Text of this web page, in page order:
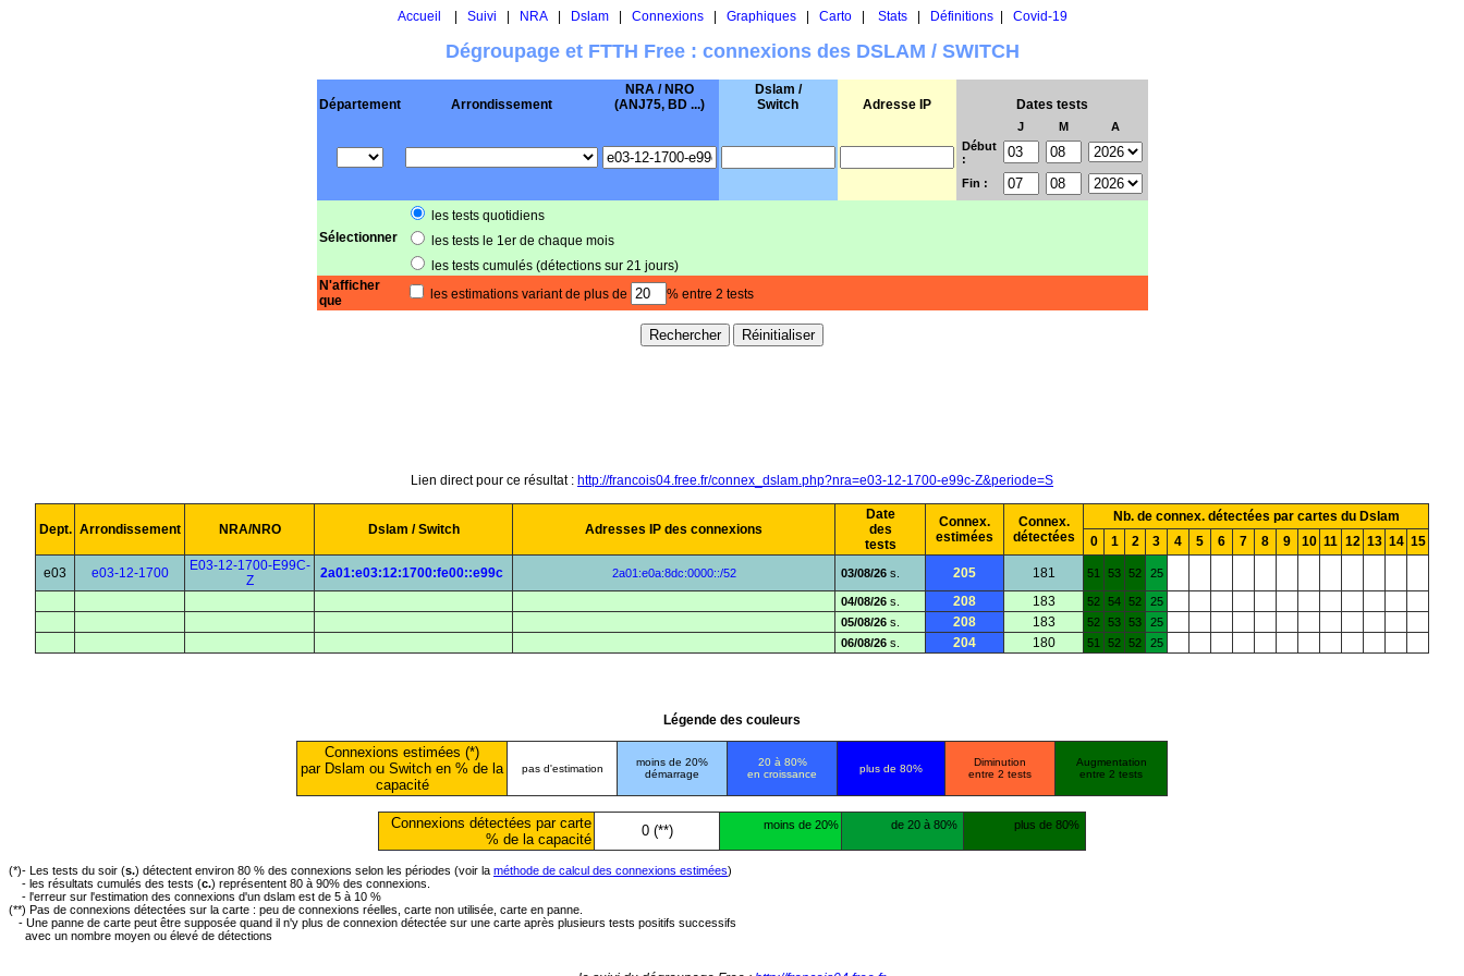
Accueil Suivi NRA| Dslam| Connexions| Graphiques| Carto| Stats| Définitions| Covid-19
Dégroupage et FTTH Free : connexions des DSLAM / SWITCH
Département Arrondissement
NRA / NRO
(ANJ75, BD ...)
Dslam /
Switch
Adresse IP Dates tests
J M
A
Début
:
Fin :
Sélectionner
les tests quotidiens
les tests le 1er de chaque mois
les tests cumulés (détections sur 21 jours)
N'afficher
que
les estimations variant de plus de % entre 2 tests
Lien direct pour ce résultat : http://francois04.free.fr/connex_dslam.php?nra=e03-12-1700-e99c-Z&periode=S
Dept. Arrondissement NRA/NRO Dslam / Switch Adresses IP des connexions
Date
des
tests
Connex.
estimées
Connex.
détectées
Nb. de connex. détectées par cartes du Dslam
0
1 2 3 4 5 6 7 8 9 10 11 12 13 14 15
e03 e03-12-1700
E03-12-1700-E99C-
Z
2a01:e03:12:1700:fe00::e99c 2a01:e0a:8dc:0000::/52 03/08/26 s. 205 181 51 53 52 25
04/08/26 s. 208 183 52 54 52
25
05/08/26 s. 208 183 52 53 53
25
06/08/26 s. 204 180 51 52 52 25
Légende des couleurs
Connexions estimées (*)
par Dslam ou Switch en % de la
capacité
pas d'estimation
moins de 20%
démarrage
20 à 80%
en croissance
plus de 80%
Diminution
entre 2 tests
Augmentation
entre 2 tests
Connexions détectées par carte
% de la capacité
0 (**) moins de 20% de 20 à 80% plus de 80%
(*)- Les tests du soir (s.) détectent environ 80 % des connexions selon les périodes (voir la méthode de calcul des connexions estimées)
- les résultats cumulés des tests (c.) représentent 80 à 90% des connexions.
- l'erreur sur l'estimation des connexions d'un dslam est de 5 à 10 %
(**) Pas de connexions détectées sur la carte : peu de connexions réelles, carte non utilisée, carte en panne.
- Une panne de carte peut être supposée quand il n'y plus de connexion détectée sur une carte après plusieurs tests positifs successifs
avec un nombre moyen ou élevé de détections